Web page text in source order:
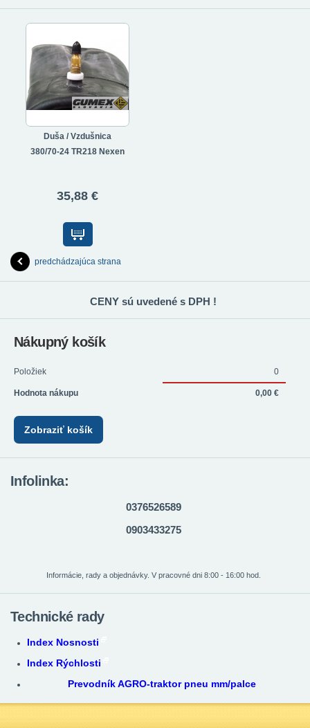
Duša / Vzdušnica
380/70-24 TR218 Nexen
35,88 €
predchádzajúca strana
CENY sú uvedené s DPH !
Nákupný košík
Položiek 0
Hodnota nákupu 0,00 €
Zobraziť košík
Infolinka:
0376526589
0903433275
Informácie, rady a objednávky. V pracovné dni 8:00 - 16:00 hod.
Technické rady
Index Nosnosti
Index Rýchlosti
Prevodník AGRO-traktor pneu mm/palce